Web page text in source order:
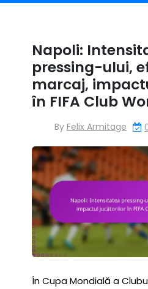
Napoli:
pressing-ului,
marcaj,
în FIFA Club
By Felix Armitage
În Cupa Mondială a